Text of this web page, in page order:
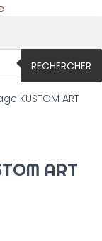
RECHERCHER
KUSTOM ART
ART